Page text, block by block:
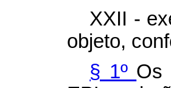
XXII -
objeto,
§ 1º Os